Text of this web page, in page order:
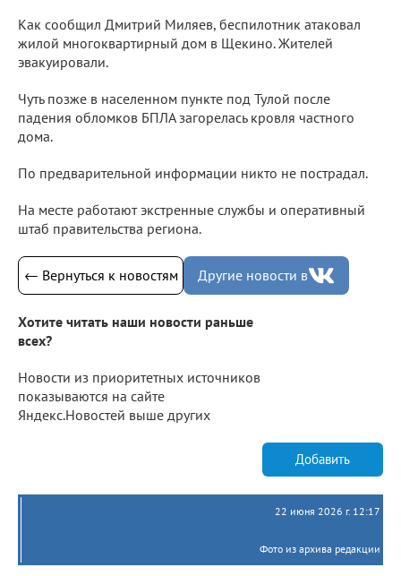
Как сообщил Дмитрий Миляев, беспилотник атаковал
жилой многоквартирный дом в Щекино. Жителей
эвакуировали.
Чуть позже в населенном пункте под Тулой после
падения обломков БПЛА загорелась кровля частного
дома.
По предварительной информации никто не пострадал.
На месте работают экстренные службы и оперативный
штаб правительства региона.
← Вернуться к новостям Другие новости в
Хотите читать наши новости раньше
всех?
Новости из приоритетных источников
показываются на сайте
Яндекс.Новостей выше других
Добавить
22 июня 2026 г. 12:17
Фото из архива редакции